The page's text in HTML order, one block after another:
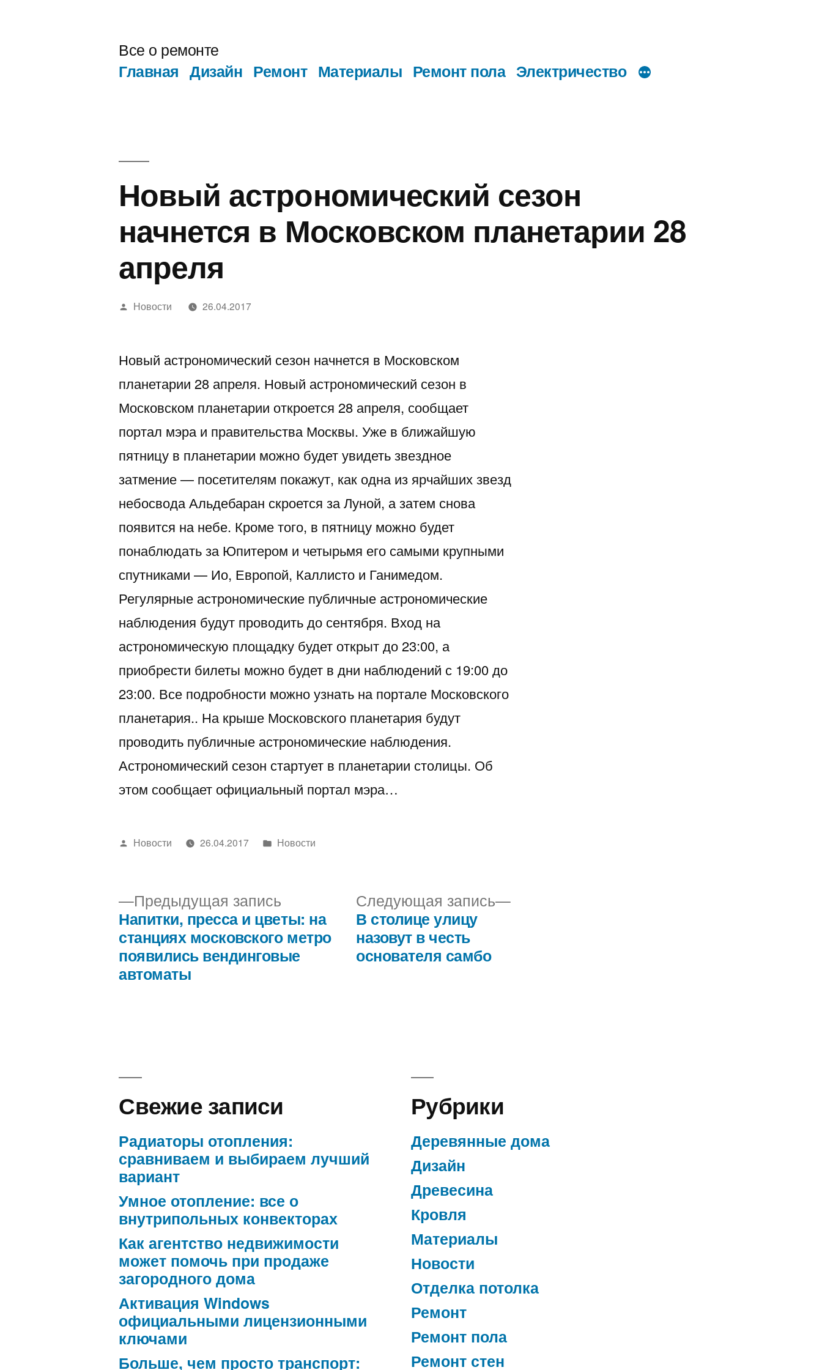
Все о ремонте
Главная Дизайн Ремонт Материалы Ремонт пола Электричество
Новый астрономический сезон
начнется в Московском планетарии 28
апреля
Написано
Новости 26.04.2017
Новый астрономический сезон начнется в Московском
планетарии 28 апреля. Новый астрономический сезон в
Московском планетарии откроется 28 апреля, сообщает
портал мэра и правительства Москвы. Уже в ближайшую
пятницу в планетарии можно будет увидеть звездное
затмение — посетителям покажут, как одна из ярчайших звезд
небосвода Альдебаран скроется за Луной, а затем снова
появится на небе. Кроме того, в пятницу можно будет
понаблюдать за Юпитером и четырьмя его самыми крупными
спутниками — Ио, Европой, Каллисто и Ганимедом.
Регулярные астрономические публичные астрономические
наблюдения будут проводить до сентября. Вход на
астрономическую площадку будет открыт до 23:00, а
приобрести билеты можно будет в дни наблюдений с 19:00 до
23:00. Все подробности можно узнать на портале Московского
планетария.. На крыше Московского планетария будут
проводить публичные астрономические наблюдения.
Астрономический сезон стартует в планетарии столицы. Об
этом сообщает официальный портал мэра…
Написано
Новости 26.04.2017
Написано
Новости
Навигация
Предыдущая запись Предыдущая
запись:
Напитки, пресса и цветы: на
станциях московского метро
появились вендинговые
автоматы
Следующая запись
Следующая
В столице улицу
назовут в честь
основателя самбо
Свежие записи
Радиаторы отопления:
сравниваем и выбираем лучший
вариант
Умное отопление: все о
внутрипольных конвекторах
Как агентство недвижимости
может помочь при продаже
загородного дома
Активация Windows
официальными лицензионными
ключами
Больше, чем просто транспорт:
Рубрики
Деревянные дома
Дизайн
Древесина
Кровля
Материалы
Новости
Отделка потолка
Ремонт
Ремонт пола
Ремонт стен